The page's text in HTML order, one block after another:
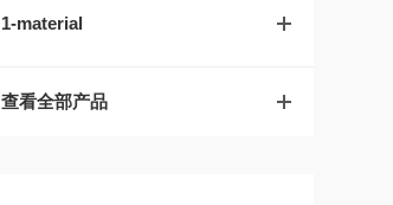
1-material
查看全部产品